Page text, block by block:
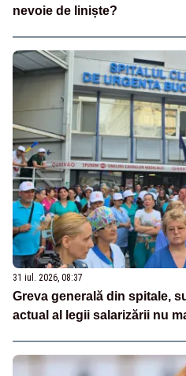
nevoie de liniște?
31 iul. 2026, 08:37
Greva generală din spitale,
actual al legii salarizării nu